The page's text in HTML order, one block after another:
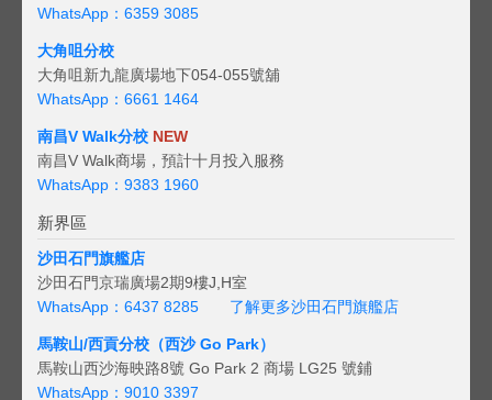
WhatsApp：6359 3085
大角咀分校
大角咀新九龍廣場地下054-055號舖
WhatsApp：6661 1464
南昌V Walk分校 NEW
南昌V Walk商場，預計十月投入服務
WhatsApp：9383 1960
新界區
沙田石門旗艦店
沙田石門京瑞廣場2期9樓J,H室
WhatsApp：6437 8285
了解更多沙田石門旗艦店
馬鞍山/西貢分校（西沙 Go Park）
馬鞍山西沙海映路8號 Go Park 2 商場 LG25 號鋪
WhatsApp：9010 3397